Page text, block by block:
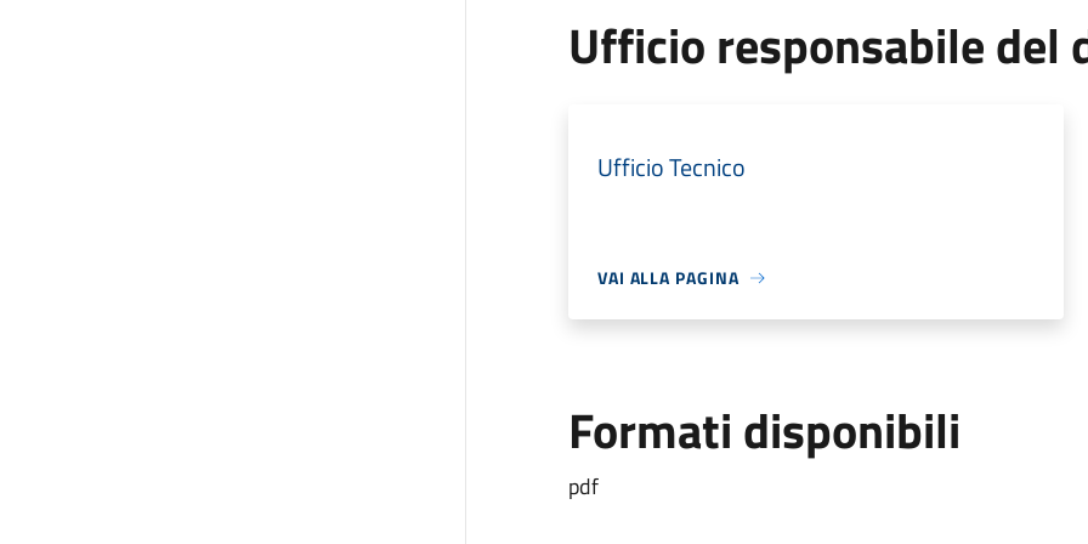
Ufficio responsabile del
Ufficio Tecnico
VAI ALLA PAGINA
Formati disponibili
pdf